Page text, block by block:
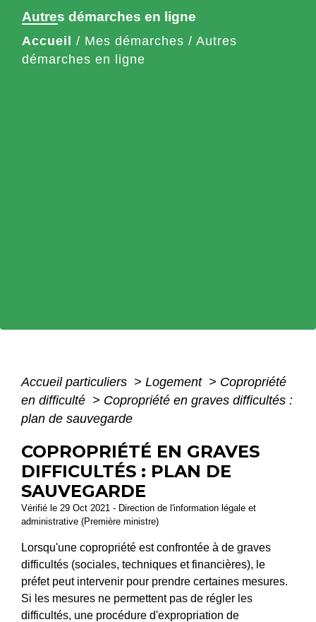
Autres démarches en ligne
Accueil / Mes démarches / Autres
démarches en ligne
Accueil particuliers > Logement > Copropriété
en difficulté > Copropriété en graves difficultés :
plan de sauvegarde
COPROPRIÉTÉ EN GRAVES
DIFFICULTÉS : PLAN DE
SAUVEGARDE
Vérifié le 29 Oct 2021 - Direction de l'information légale et
administrative (Première ministre)
Lorsqu'une copropriété est confrontée à de graves
difficultés (sociales, techniques et financières), le
préfet peut intervenir pour prendre certaines mesures.
Si les mesures ne permettent pas de régler les
difficultés, une procédure d'expropriation de